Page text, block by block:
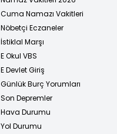
Cuma Namazı Vakitleri
Nöbetçi Eczaneler
İstiklal Marşı
E Okul VBS
E Devlet Giriş
Günlük Burç Yorumları
Son Depremler
Hava Durumu
Yol Durumu